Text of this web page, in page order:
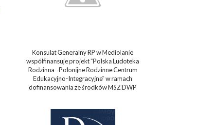
Konsulat Generalny RP w Mediolanie
wspólfinansuje projekt "Polska Ludoteka
Rodzinna - Polonijne Rodzinne Centrum
Edukacyjno-Integracyjne" w ramach
dofinansowania ze środków MSZ DWP